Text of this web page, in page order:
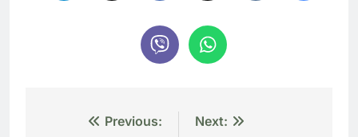
Навигация
Previous:
Next: